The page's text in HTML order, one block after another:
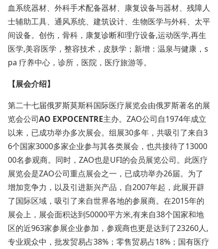
血系统器材、外科手术配备器材、康复设备与器材、残障人
士辅助工具、通风系统、建筑设计、生物医学与外科、太平
间设备。创伤，骨科，康复诊断和理疗设备,运动医学,再生
医学,美容医学，整容技术，皮肤学；新增：温泉与健康，s
pa 疗养中心，诊所，医院，医疗旅游等。
【展会介绍】
第二十七届俄罗斯莫斯科国际医疗展览会由俄罗斯著名的展
览会公司AO EXPOCENTRE主办。ZAO公司自1974年成立
以来，已成功举办多次展会。组展30多年，共吸引了来自3
6个国家3000多家企业参与其各类展会，也共接待了13000
00名参观商。同时，ZAO也是UFI的会员展览公司。此医疗
展览会是ZAO公司重点展会之一，已成功举办26届。为了
增加竞争力，以及引进新兴产品，自2007年起，此展开辟
了国际区域，吸引了来自世界各地的参展商。在2015年的
展会上，展会面积达到50000平方米,有来自38个国家和地
区的近963家参展企业参加，参观商也更是达到了23260人,
专业观众中，批发贸易占38%；零售贸易占18%；国有医疗